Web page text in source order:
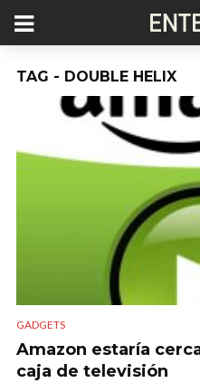
TAG - DOUBLE HELIX
GADGETS
Amazon estaría
caja de televisión